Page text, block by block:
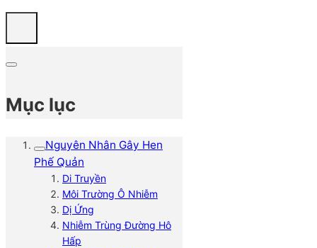
Mục lục
Nguyên Nhân Gây Hen
Phế Quản
Di Truyền
Môi Trường Ô Nhiễm
Dị Ứng
Nhiễm Trùng Đường Hô
Hấp